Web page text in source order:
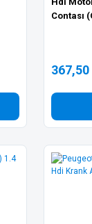
Contası
367,50